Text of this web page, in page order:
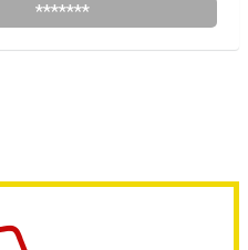
*******